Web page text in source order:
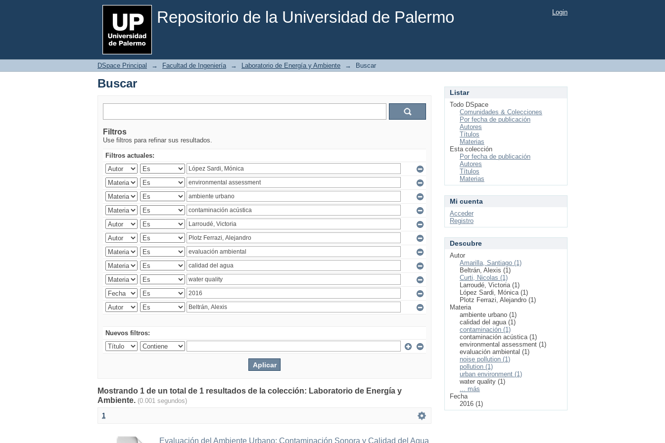
Repositorio de la Universidad de Palermo
Buscar Login
DSpace Principal → Facultad de Ingeniería → Laboratorio de Energía y Ambiente → Buscar
Buscar
Filtros
Use filtros para refinar sus resultados.
Filtros actuales:
Nuevos filtros:
Mostrando 1 de un total de 1 resultados de la colección: Laboratorio de Energía y
Ambiente. (0.001 segundos)
1
Evaluación del Ambiente Urbano: Contaminación Sonora y Calidad del Agua
Listar
Todo DSpace
Comunidades & Colecciones
Por fecha de publicación
Autores
Títulos
Materias
Esta colección
Por fecha de publicación
Autores
Títulos
Materias
Mi cuenta
Acceder
Registro
Descubre
Autor
Amarilla, Santiago (1)
Beltrán, Alexis (1)
Curti, Nicolas (1)
Larroudé, Victoria (1)
López Sardi, Mónica (1)
Plotz Ferrazi, Alejandro (1)
Materia
ambiente urbano (1)
calidad del agua (1)
contaminación (1)
contaminación acústica (1)
environmental assessment (1)
evaluación ambiental (1)
noise pollution (1)
pollution (1)
urban environment (1)
water quality (1)
... más
Fecha
2016 (1)